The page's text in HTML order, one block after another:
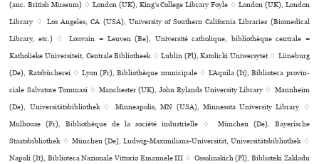
(anc. British Museum) ♢ London (UK), King’s College Library Foyle ♢ London (UK), London
Library ♢ Los Angeles, CA (USA), University of Southern California Libraries (Biomedical
Library, etc.) ♢ Louvain = Leuven (Be), Université catholique, bibliothèque centrale =
Katholieke Universiteit, Centrale Bibliotheek ♢ Lublin (Pl), Katolicki Uniwersytet ♢ Lüneburg
(De), Ratsbücherei ♢ Lyon (Fr), Bibliothèque muni­ci­pale ♢ L’Aquila (It), Biblioteca pro­vin­
ciale Salvatore Tommasi ♢ Manchester (UK), John Rylands University Library ♢ Mannheim
(De), Universitätsbibliothek ♢ Minneapolis, MN (USA), Minnesota University Library ♢
Mulhouse (Fr), Bibliothèque de la société indus­trielle ♢ München (De), Bayerische
Staatsbibliothek ♢ München (De), Ludwig-Maximilians-Universität, Universitätsbibliothek ♢
Napoli (It), Biblioteca Nazionale Vittorio Emanuele III ♢ Ossolinskich (Pl), Biblioteki Zakladu